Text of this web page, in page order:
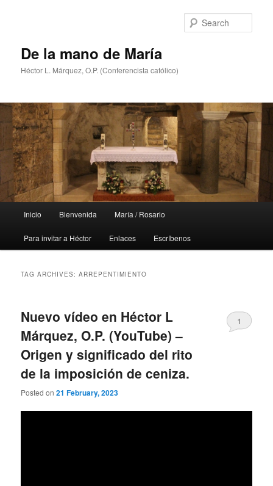
De la mano de María
Héctor L. Márquez, O.P. (Conferencista católico)
Inicio Bienvenida María / Rosario
Para invitar a Héctor Enlaces Escríbenos
TAG ARCHIVES:ARREPENTIMIENTO
Nuevo vídeo en Héctor L
Márquez, O.P. (YouTube) –
Origen y significado del rito
de la imposición de ceniza.
Posted on21 February, 2023
1